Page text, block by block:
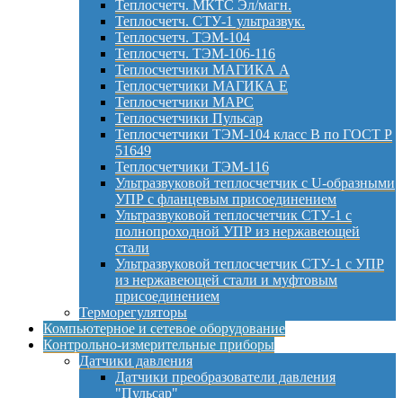
Теплосчетч. МКТС Эл/магн.
Теплосчетч. СТУ-1 ультразвук.
Теплосчетч. ТЭМ-104
Теплосчетч. ТЭМ-106-116
Теплосчетчики МАГИКА А
Теплосчетчики МАГИКА Е
Теплосчетчики МАРС
Теплосчетчики Пульсар
Теплосчетчики ТЭМ-104 класс B по ГОСТ Р
51649
Теплосчетчики ТЭМ-116
Ультразвуковой теплосчетчик с U-образными
УПР с фланцевым присоединением
Ультразвуковой теплосчетчик СТУ-1 с
полнопроходной УПР из нержавеющей
стали
Ультразвуковой теплосчетчик СТУ-1 с УПР
из нержавеющей стали и муфтовым
присоединением
Терморегуляторы
Компьютерное и сетевое оборудование
Контрольно-измерительные приборы
Датчики давления
Датчики преобразователи давления
"Пульсар"